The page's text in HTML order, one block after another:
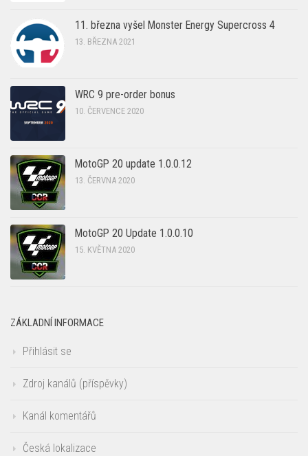
11. března vyšel Monster Energy Supercross 4
13. BŘEZNA 2021
WRC 9 pre-order bonus
10. ČERVENCE 2020
MotoGP 20 update 1.0.0.12
13. ČERVNA 2020
MotoGP 20 Update 1.0.0.10
15. KVĚTNA 2020
ZÁKLADNÍ INFORMACE
Přihlásit se
Zdroj kanálů (příspěvky)
Kanál komentářů
Česká lokalizace